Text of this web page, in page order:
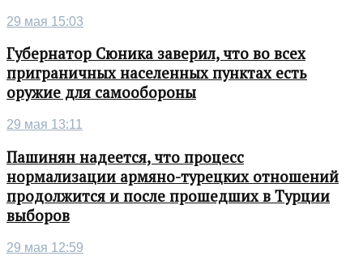
29 мая 15:03
Губернатор Сюника заверил, что во всех
приграничных населенных пунктах есть
оружие для самообороны
29 мая 13:11
Пашинян надеется, что процесс
нормализации армяно-турецких отношений
продолжится и после прошедших в Турции
выборов
29 мая 12:59